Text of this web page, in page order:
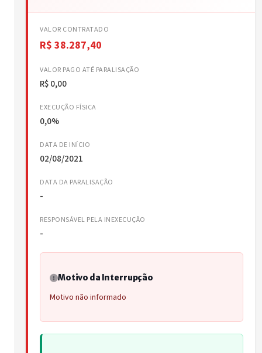
VALOR CONTRATADO
R$ 38.287,40
VALOR PAGO ATÉ PARALISAÇÃO
R$ 0,00
EXECUÇÃO FÍSICA
0,0%
DATA DE INÍCIO
02/08/2021
DATA DA PARALISAÇÃO
-
RESPONSÁVEL PELA INEXECUÇÃO
-
Motivo da Interrupção
Motivo não informado